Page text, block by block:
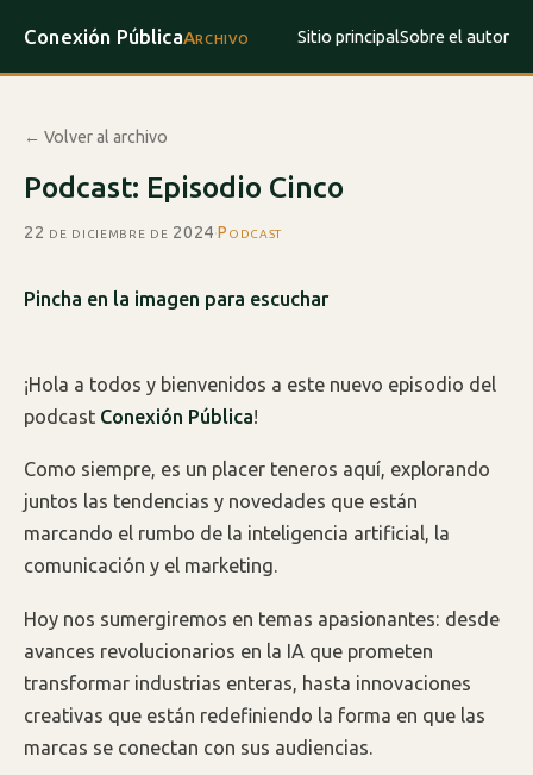
Conexión PúblicaArchivo Sitio principalSobre el autor
← Volver al archivo
Podcast: Episodio Cinco
22 de diciembre de 2024·Podcast
Pincha en la imagen para escuchar
¡Hola a todos y bienvenidos a este nuevo episodio del
podcast Conexión Pública!
Como siempre, es un placer teneros aquí, explorando
juntos las tendencias y novedades que están
marcando el rumbo de la inteligencia artificial, la
comunicación y el marketing.
Hoy nos sumergiremos en temas apasionantes: desde
avances revolucionarios en la IA que prometen
transformar industrias enteras, hasta innovaciones
creativas que están redefiniendo la forma en que las
marcas se conectan con sus audiencias.